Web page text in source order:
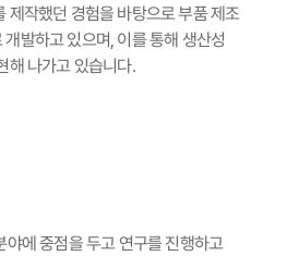
제작했던 경험을 바탕으로 부품 제조
발하고 있으며, 이를 통해 생산성
해 나가고 있습니다.
에 중점을 두고 연구를 진행하고